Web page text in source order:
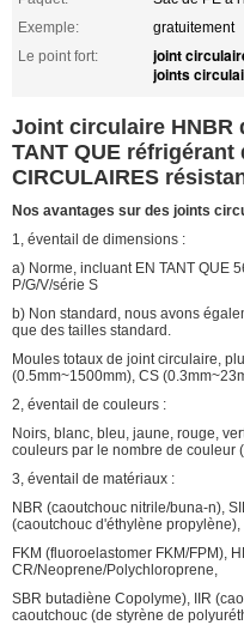
Exemple:
gratuitement
Le point fort:
joint
joints
Joint circulaire HNBR
TANT QUE réfrigérant
CIRCULAIRES
Nos avantages sur des joints
1, éventail de dimensions :
a) Norme, incluant EN TANT QUE
P/G/V/série S
b) Non standard, nous avons
que des tailles standard.
Moules totaux de joint circulaire,
(0.5mm~1500mm), CS
2, éventail de couleurs :
Noirs, blanc, bleu, jaune, rouge,
couleurs par le nombre de couleur
3, éventail de matériaux :
NBR (caoutchouc nitrile/buna-n),
(caoutchouc d'éthylène propylène),
FKM (fluoroelastomer FKM/FPM),
CR/Neoprene/Polychloroprene,
SBR butadiène Copolyme), IIR
caoutchouc (de styrène de